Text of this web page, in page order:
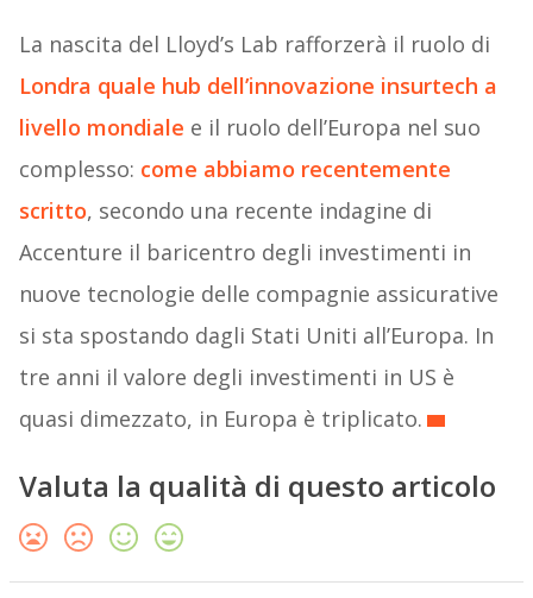
La nascita del Lloyd’s Lab rafforzerà il ruolo di
Londra quale hub dell’innovazione insurtech a
livello mondiale e il ruolo dell’Europa nel suo
complesso: come abbiamo recentemente
scritto, secondo una recente indagine di
Accenture il baricentro degli investimenti in
nuove tecnologie delle compagnie assicurative
si sta spostando dagli Stati Uniti all’Europa. In
tre anni il valore degli investimenti in US è
quasi dimezzato, in Europa è triplicato.
Valuta la qualità di questo articolo